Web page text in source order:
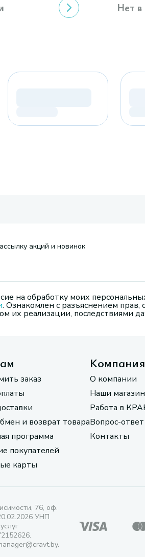
Нет в
акций и новинок
на обработку моих
. Ознакомлен с разъяснением прав,
их реализации, последствиями
заказ
и возврат товара
программа
покупателей
карты
Компания
О компании
Наши
Работа в
Вопрос-ответ
Контакты
76, оф.
УНП